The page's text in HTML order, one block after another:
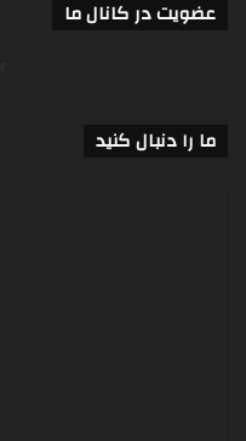
عضویت در کانال ما
ما را دنبال کنید